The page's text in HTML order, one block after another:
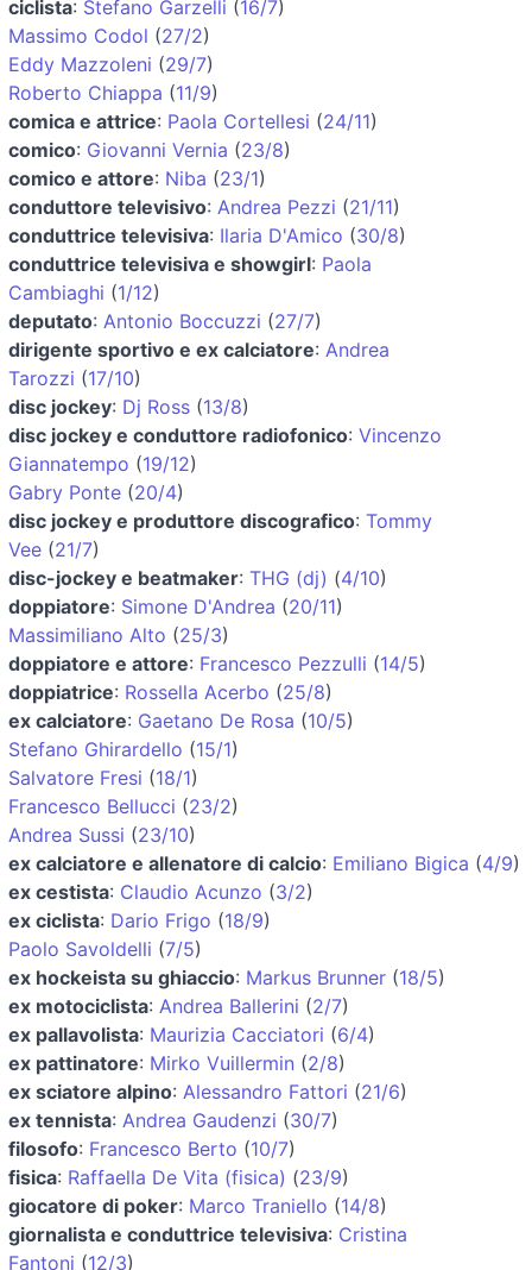
ciclista: Stefano Garzelli (16/7)
Massimo Codol (27/2)
Eddy Mazzoleni (29/7)
Roberto Chiappa (11/9)
comica e attrice: Paola Cortellesi (24/11)
comico: Giovanni Vernia (23/8)
comico e attore: Niba (23/1)
conduttore televisivo: Andrea Pezzi (21/11)
conduttrice televisiva: Ilaria D'Amico (30/8)
conduttrice televisiva e showgirl: Paola
Cambiaghi (1/12)
deputato: Antonio Boccuzzi (27/7)
dirigente sportivo e ex calciatore: Andrea
Tarozzi (17/10)
disc jockey: Dj Ross (13/8)
disc jockey e conduttore radiofonico: Vincenzo
Giannatempo (19/12)
Gabry Ponte (20/4)
disc jockey e produttore discografico: Tommy
Vee (21/7)
disc-jockey e beatmaker: THG (dj) (4/10)
doppiatore: Simone D'Andrea (20/11)
Massimiliano Alto (25/3)
doppiatore e attore: Francesco Pezzulli (14/5)
doppiatrice: Rossella Acerbo (25/8)
ex calciatore: Gaetano De Rosa (10/5)
Stefano Ghirardello (15/1)
Salvatore Fresi (18/1)
Francesco Bellucci (23/2)
Andrea Sussi (23/10)
ex calciatore e allenatore di calcio: Emiliano Bigica (4/9)
ex cestista: Claudio Acunzo (3/2)
ex ciclista: Dario Frigo (18/9)
Paolo Savoldelli (7/5)
ex hockeista su ghiaccio: Markus Brunner (18/5)
ex motociclista: Andrea Ballerini (2/7)
ex pallavolista: Maurizia Cacciatori (6/4)
ex pattinatore: Mirko Vuillermin (2/8)
ex sciatore alpino: Alessandro Fattori (21/6)
ex tennista: Andrea Gaudenzi (30/7)
filosofo: Francesco Berto (10/7)
fisica: Raffaella De Vita (fisica) (23/9)
giocatore di poker: Marco Traniello (14/8)
giornalista e conduttrice televisiva: Cristina
Fantoni (12/3)